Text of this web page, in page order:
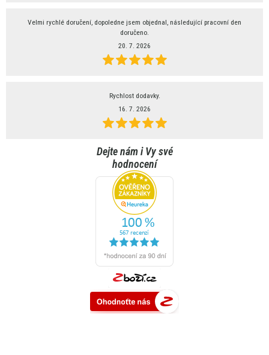
Velmi rychlé doručení, dopoledne jsem objednal, následující pracovní den
doručeno.
20. 7. 2026
Rychlost dodavky.
16. 7. 2026
Dejte nám i Vy své
hodnocení